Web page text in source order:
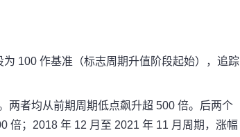
100 作基准（标志周期升值阶段起始），追踪
两者均从前期周期低点飙升超 500 倍。后两个
倍；2018 年 12 月至 2021 年 11 月周期，涨幅